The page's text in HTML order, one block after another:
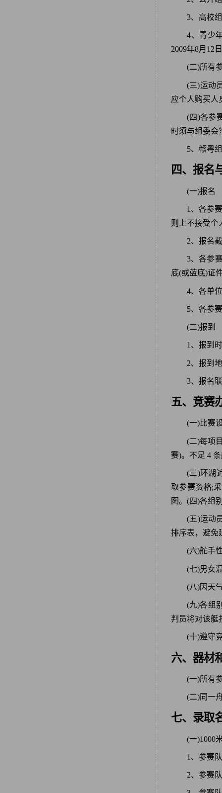
3、高校
4、青少
2009年8月12
(二)所有
(三)运动
应个人购买人
(四)各参
时须与组委会
5、赣粤
四、报名
(一)报名
1、各参
则上不接受个
2、报名
3、各参
底(或蓝底)证
4、各单
5、各参
(二)报到
1、报到
2、报到
3、报名
五、竞赛
(一)比赛
(二)每项
赛)。不足 4
(三)环湖
取参赛资格;
图。(四)各组
(五)运动
排序表，避免
(六)舵手
(七)男女
(八)因天
(九)各组
判员将对该艇
(十)遵守
六、器材
(一)所有
(二)同一
七、录取
(一)1000
1、参赛
2、参赛